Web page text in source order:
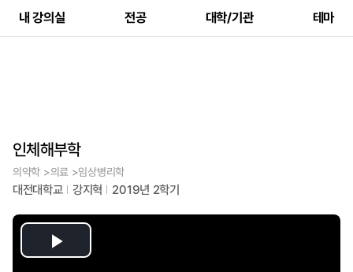
내 강의실 전공 대학/기관 테마
인체해부학
의약학 >의료 >임상병리학
대전대학교 강지혁 2019년 2학기
Play